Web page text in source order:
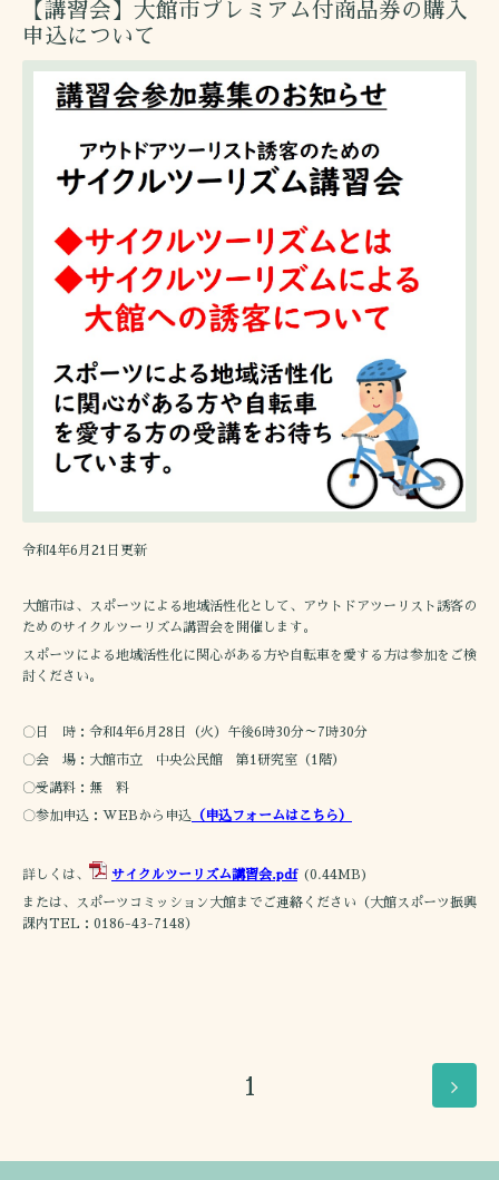
【講習会】大館市プレミアム付商品券の購入
申込について
令和4年6月21日更新
大館市は、スポーツによる地域活性化として、アウトドアツーリスト誘客の
ためのサイクルツーリズム講習会を開催します。
スポーツによる地域活性化に関心がある方や自転車を愛する方は参加をご検
討ください。
〇日 時：令和4年6月28日（火）午後6時30分～7時30分
〇会 場：大館市立 中央公民館 第1研究室（1階）
〇受講料：無 料
〇参加申込：WEBから申込 （申込フォームはこちら）
詳しくは、 サイクルツーリズム講習会.pdf (0.44MB)
または、スポーツコミッション大館までご連絡ください（大館スポーツ振興
課内TEL：0186-43-7148）
1